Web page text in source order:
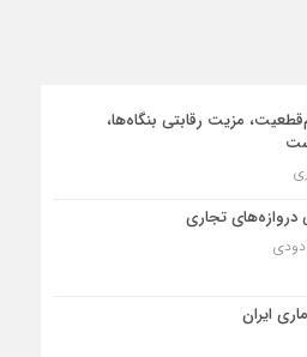
مزیت رقابتی بنگاه‌ها،
دروازه‌های تجاری
ایران